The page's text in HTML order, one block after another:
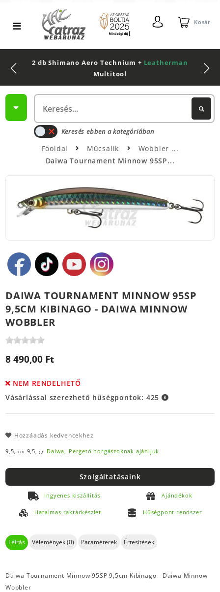
Kosár
2 db Shimano Aero Technium + Leatherman
Multitool
Keresés ebben a kategóriában
Főoldal Műcsalik
Wobbler
Daiwa Tournament Minnow 95SP...
DAIWA TOURNAMENT MINNOW 95SP
9,5CM KIBINAGO - DAIWA MINNOW
WOBBLER
8 490,00 Ft
NEM RENDELHETŐ
Vásárlással szerezhető hűségpontok: 425
Hozzáadás kedvencekhez
9,5, cm 9,5, gr Daiwa, Pergető horgászoknak ajánljuk
Szolgáltatásaink
Ingyenes kiszállítás Ajándékok
Hatalmas raktárkészlet Hűségpont rendszer
Leírás Vélemények (0) Paraméterek Értesítések
Daiwa Tournament Minnow 95SP 9,5cm Kibinago - Daiwa Minnow
Wobbler